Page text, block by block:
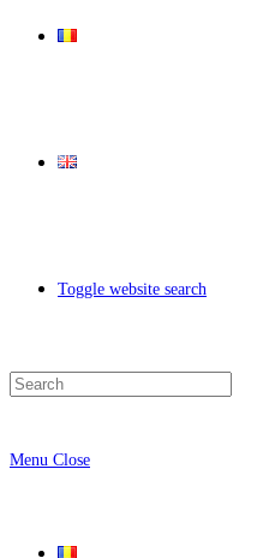
Toggle website search
Menu Close